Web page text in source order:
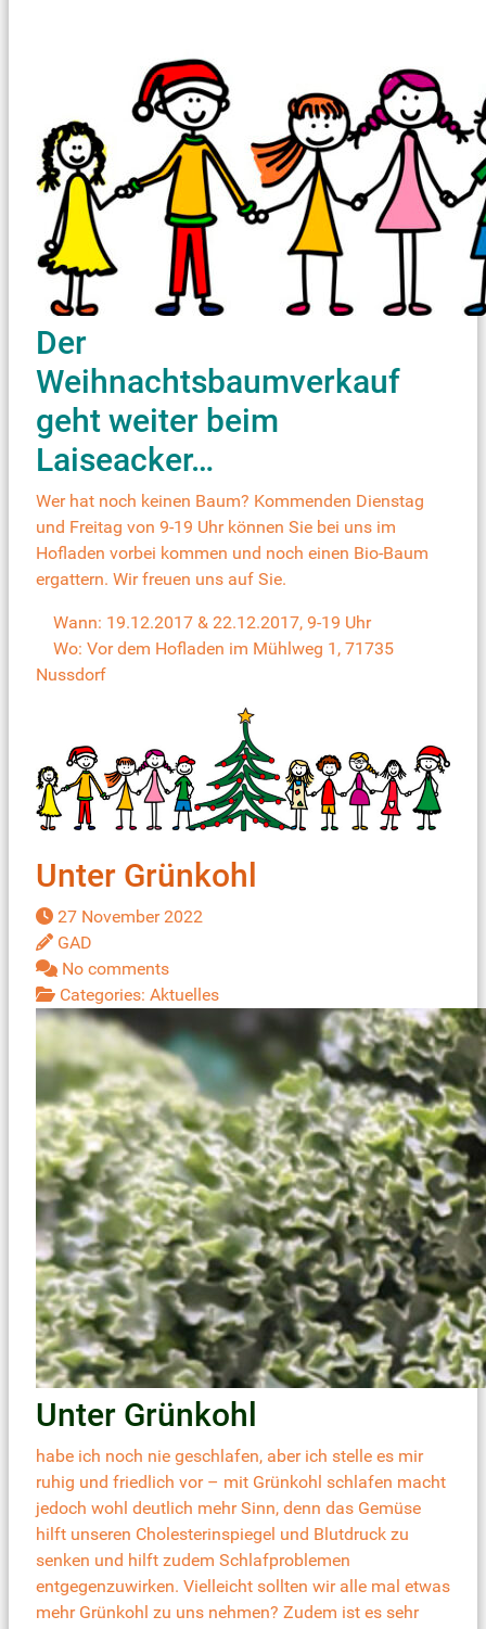
Der
Weihnachtsbaumverkauf
geht weiter beim
Laiseacker…
Wer hat noch keinen Baum? Kommenden Dienstag
und Freitag von 9-19 Uhr können Sie bei uns im
Hofladen vorbei kommen und noch einen Bio-Baum
ergattern. Wir freuen uns auf Sie.
Wann: 19.12.2017 & 22.12.2017, 9-19 Uhr
Wo: Vor dem Hofladen im Mühlweg 1, 71735
Nussdorf
Unter Grünkohl
27 November 2022
GAD
No comments
Categories: Aktuelles
Unter Grünkohl
habe ich noch nie geschlafen, aber ich stelle es mir
ruhig und friedlich vor – mit Grünkohl schlafen macht
jedoch wohl deutlich mehr Sinn, denn das Gemüse
hilft unseren Cholesterinspiegel und Blutdruck zu
senken und hilft zudem Schlafproblemen
entgegenzuwirken. Vielleicht sollten wir alle mal etwas
mehr Grünkohl zu uns nehmen? Zudem ist es sehr